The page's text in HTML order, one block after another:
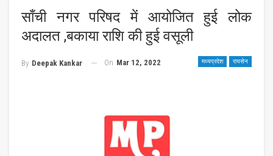
साँची नगर परिषद में आयोजित हुई लोक
अदालत ,बकाया राशि की हुई वसूली
मध्यप्रदेश रायसेन
By Deepak Kankar On Mar 12, 2022